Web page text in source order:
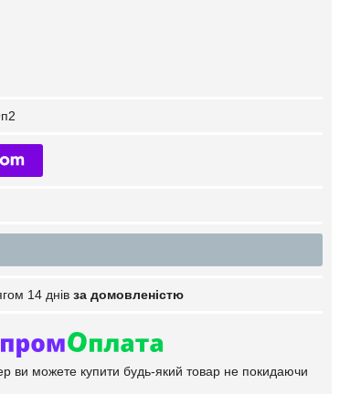
14 днів за домовленістю
ви можете купити будь-який товар не покидаючи